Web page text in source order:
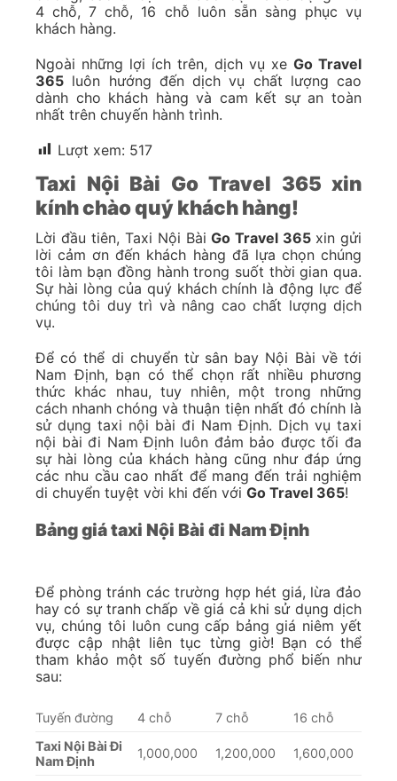
4 chỗ, 7 chỗ, 16 chỗ luôn sẵn sàng phục vụ
khách hàng.
Ngoài những lợi ích trên, dịch vụ xe Go Travel
365 luôn hướng đến dịch vụ chất lượng cao
dành cho khách hàng và cam kết sự an toàn
nhất trên chuyến hành trình.
Lượt xem: 517
Taxi Nội Bài Go Travel 365 xin
kính chào quý khách hàng!
Lời đầu tiên, Taxi Nội BàiGo Travel 365 xin gửi
lời cảm ơn đến khách hàng đã lựa chọn chúng
tôi làm bạn đồng hành trong suốt thời gian qua.
Sự hài lòng của quý khách chính là động lực để
chúng tôi duy trì và nâng cao chất lượng dịch
vụ.
Để có thể di chuyển từ sân bay Nội Bài về tới
Nam Định, bạn có thể chọn rất nhiều phương
thức khác nhau, tuy nhiên, một trong những
cách nhanh chóng và thuận tiện nhất đó chính là
sử dụng taxi nội bài đi Nam Định. Dịch vụ taxi
nội bài đi Nam Định luôn đảm bảo được tối đa
sự hài lòng của khách hàng cũng như đáp ứng
các nhu cầu cao nhất để mang đến trải nghiệm
di chuyển tuyệt vời khi đến với Go Travel 365!
Bảng giá taxi Nội Bài đi Nam Định
Để phòng tránh các trường hợp hét giá, lừa đảo
hay có sự tranh chấp về giá cả khi sử dụng dịch
vụ, chúng tôi luôn cung cấp bảng giá niêm yết
được cập nhật liên tục từng giờ! Bạn có thể
tham khảo một số tuyến đường phổ biến như
sau:
Tuyến đường 4 chỗ 7 chỗ
16 chỗ
Taxi Nội Bài Đi
Nam Định
1,000,000 1,200,000 1,600,000